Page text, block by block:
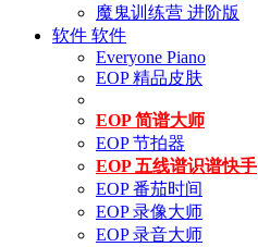
魔鬼训练营 进阶版
软件 软件
Everyone Piano
EOP 精品皮肤
EOP 简谱大师
EOP 节拍器
EOP 五线谱识谱快手
EOP 番茄时间
EOP 录像大师
EOP 录音大师